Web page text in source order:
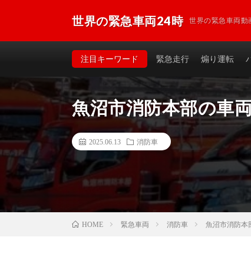
世界の緊急車両24時 世界の緊急車両動
注目キーワード 緊急走行 煽り運転
魚沼市消防本部の車
2025.06.13 消防車
HOME 緊急車両 消防車 魚沼市消防本